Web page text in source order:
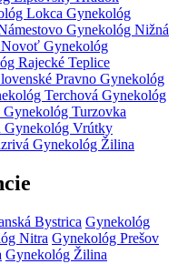
Lokca Gynekológ
Gynekológ Nižná
Novoť Gynekológ
Rajecké Teplice
Pravno Gynekológ
Terchová Gynekológ
Gynekológ Turzovka
Gynekológ Vrútky
Gynekológ Žilina
Bystrica Gynekológ
Nitra Gynekológ Prešov
Gynekológ Žilina